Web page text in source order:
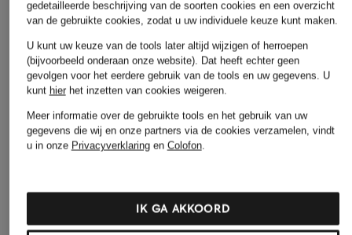
gedetailleerde beschrijving van de soorten cookies en een overzicht
van de gebruikte cookies, zodat u uw individuele keuze kunt maken.
U kunt uw keuze van de tools later altijd wijzigen of herroepen
(bijvoorbeeld onderaan onze website). Dat heeft echter geen
gevolgen voor het eerdere gebruik van de tools en uw gegevens. U
kunt hierhet inzetten van cookies weigeren.
Meer informatie over de gebruikte tools en het gebruik van uw
gegevens die wij en onze partners via de cookies verzamelen, vindt
u in onze Privacyverklaringen Colofon.
IK GA AKKOORD